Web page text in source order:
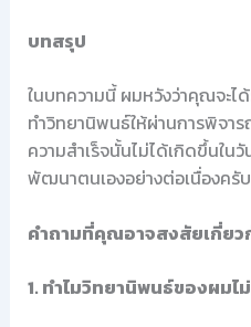
บทสรุป
ในบทความนี้ ผมหวังว่าคุณจะไ
ทำวิทยานิพนธ์ให้ผ่านการพิจา
ความสำเร็จนั้นไม่ได้เกิดขึ้นใน
พัฒนาตนเองอย่างต่อเนื่องครับ
คำถามที่คุณอาจสงสัยเกี่ยว
1. ทำไมวิทยานิพนธ์ของผมไ